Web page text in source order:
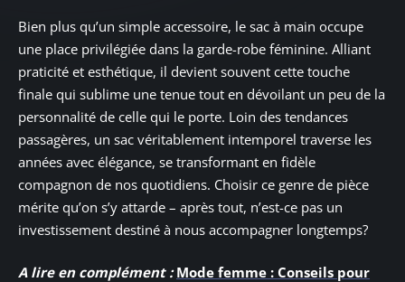
Bien plus qu’un simple accessoire, le sac à main occupe
une place privilégiée dans la garde-robe féminine. Alliant
praticité et esthétique, il devient souvent cette touche
finale qui sublime une tenue tout en dévoilant un peu de la
personnalité de celle qui le porte. Loin des tendances
passagères, un sac véritablement intemporel traverse les
années avec élégance, se transformant en fidèle
compagnon de nos quotidiens. Choisir ce genre de pièce
mérite qu’on s’y attarde – après tout, n’est-ce pas un
investissement destiné à nous accompagner longtemps?
A lire en complément : Mode femme : Conseils pour